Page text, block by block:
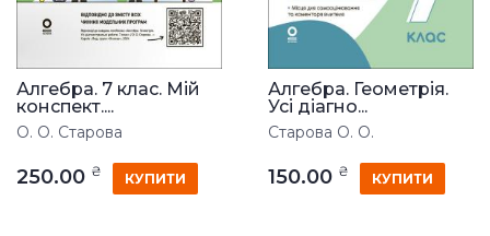
Алгебра. 7 клас. Мій
конспект....
О. О. Старова
250.00 ₴ КУПИТИ
Алгебра. Геометрія.
Усі діагно...
Старова О. О.
150.00 ₴ КУПИТИ